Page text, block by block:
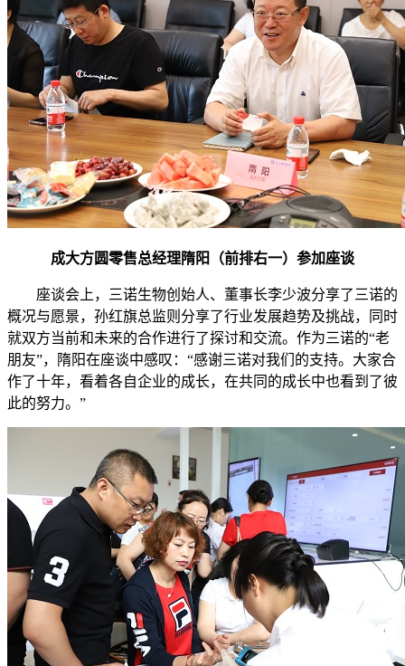
成大方圆零售总经理隋阳（前排右一）参加座谈
座谈会上，三诺生物创始人、董事长李少波分享了三诺的
概况与愿景，孙红旗总监则分享了行业发展趋势及挑战，同时
就双方当前和未来的合作进行了探讨和交流。作为三诺的“老
朋友”，隋阳在座谈中感叹：“感谢三诺对我们的支持。大家合
作了十年，看着各自企业的成长，在共同的成长中也看到了彼
此的努力。”